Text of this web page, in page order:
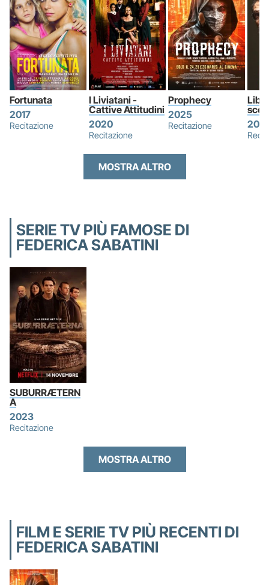
Fortunata
2017
Recitazione
I Liviatani -
Cattive Attitudini
2020
Recitazione
Prophecy
2025
Recitazione
2019
MOSTRA ALTRO
SERIE TV PIÙ FAMOSE DI
FEDERICA SABATINI
SUBURRÆTERN
A
2023
Recitazione
MOSTRA ALTRO
FILM E SERIE TV PIÙ RECENTI DI
FEDERICA SABATINI